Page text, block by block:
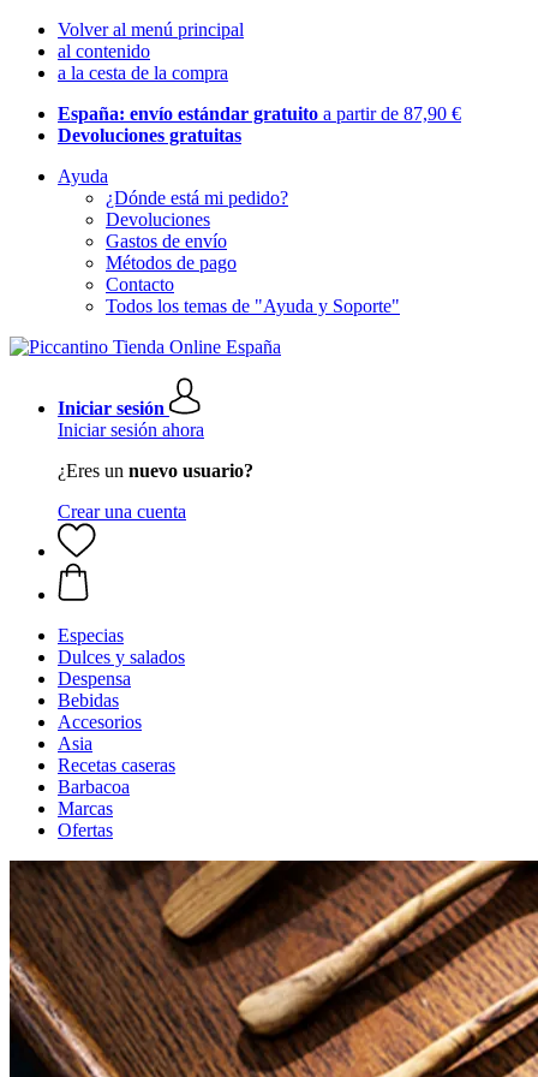
Volver al menú principal
al contenido
a la cesta de la compra
España: envío estándar gratuito a partir de 87,90 €
Devoluciones gratuitas
Ayuda
¿Dónde está mi pedido?
Devoluciones
Gastos de envío
Métodos de pago
Contacto
Todos los temas de "Ayuda y Soporte"
Iniciar sesión
Iniciar sesión ahora
¿Eres un nuevo usuario?
Crear una cuenta
Especias
Dulces y salados
Despensa
Bebidas
Accesorios
Asia
Recetas caseras
Barbacoa
Marcas
Ofertas